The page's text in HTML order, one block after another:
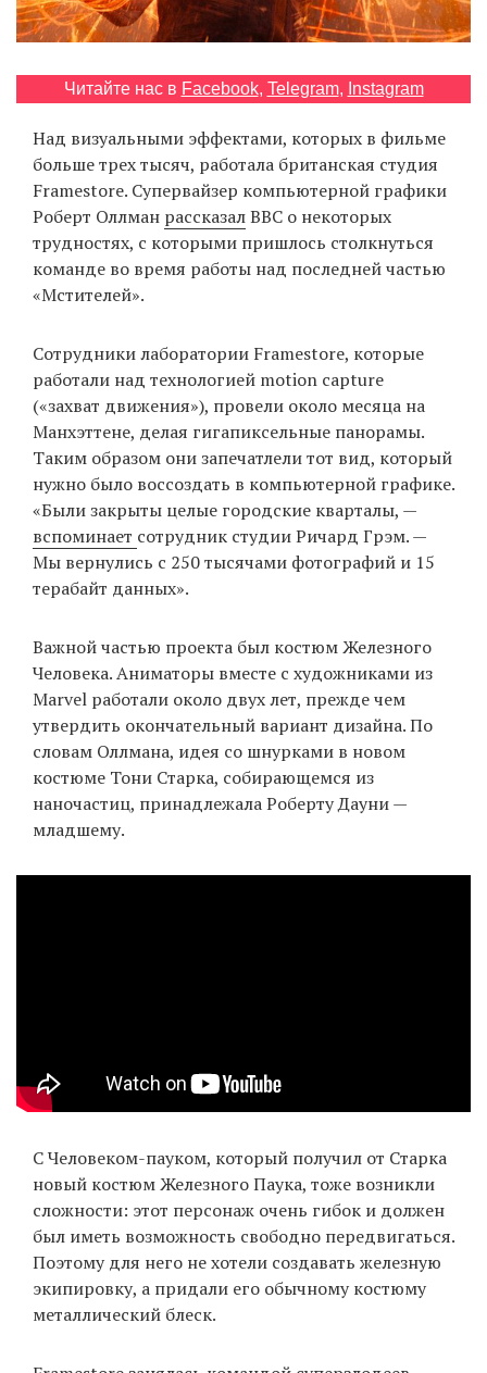
Читайте нас в Facebook, Telegram, Instagram
Над визуальными эффектами, которых в фильме
больше трех тысяч, работала британская студия
Framestore. Супервайзер компьютерной графики
Роберт Оллман рассказалBBC о некоторых
трудностях, с которыми пришлось столкнуться
команде во время работы над последней частью
«Мстителей».
Сотрудники лаборатории Framestore, которые
работали над технологией motion capture
(«захват движения»), провели около месяца на
Манхэттене, делая гигапиксельные панорамы.
Таким образом они запечатлели тот вид, который
нужно было воссоздать в компьютерной графике.
«Были закрыты целые городские кварталы, —
вспоминает сотрудник студии Ричард Грэм. —
Мы вернулись с 250 тысячами фотографий и 15
терабайт данных».
Важной частью проекта был костюм Железного
Человека. Аниматоры вместе с художниками из
Marvel работали около двух лет, прежде чем
утвердить окончательный вариант дизайна. По
словам Оллмана, идея со шнурками в новом
костюме Тони Старка, собирающемся из
наночастиц, принадлежала Роберту Дауни —
младшему.
С Человеком-пауком, который получил от Старка
новый костюм Железного Паука, тоже возникли
сложности: этот персонаж очень гибок и должен
был иметь возможность свободно передвигаться.
Поэтому для него не хотели создавать железную
экипировку, а придали его обычному костюму
металлический блеск.